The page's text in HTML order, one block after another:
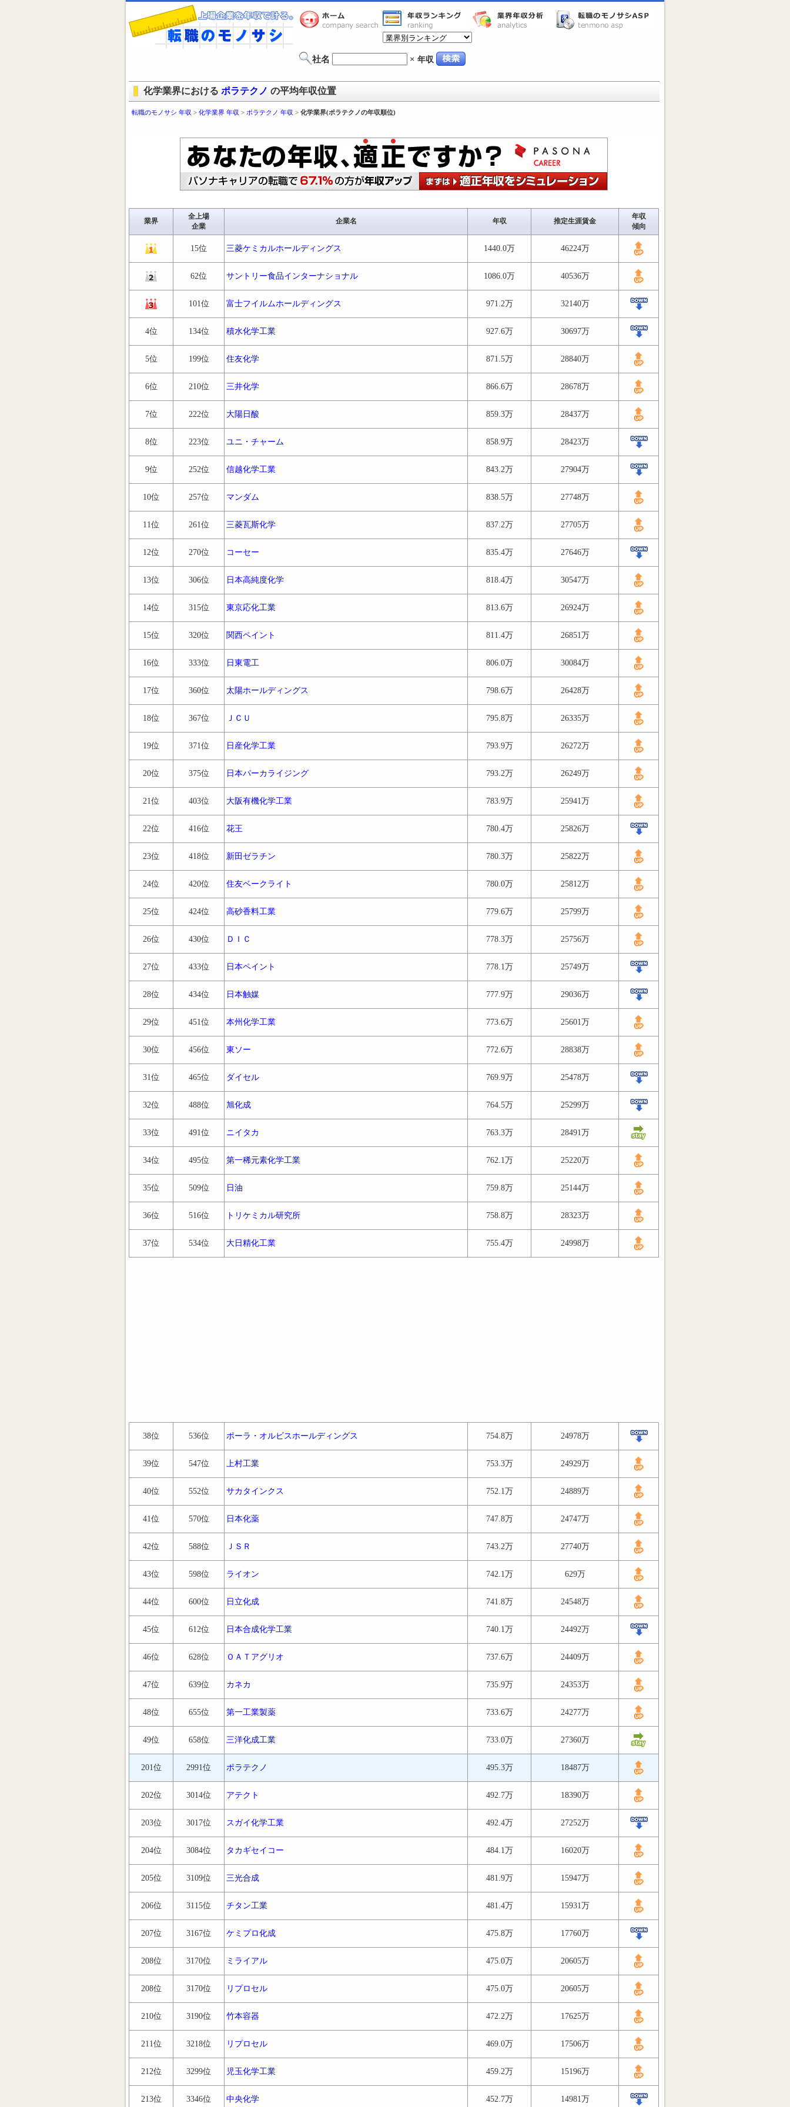
社名 × 年収
化学業界における ポラテクノ の平均年収位置
転職のモノサシ 年収 > 化学業界 年収 > ポラテクノ 年収 > 化学業界(ポラテクノの年収順位)
業界
全上場
企業
企業名 年収 推定生涯賃金
年収
傾向
15位 三菱ケミカルホールディングス 1440.0万 46224万
62位 サントリー食品インターナショナル 1086.0万 40536万
101位 富士フイルムホールディングス 971.2万 32140万
4位 134位 積水化学工業 927.6万 30697万
5位 199位 住友化学 871.5万 28840万
6位 210位 三井化学 866.6万 28678万
7位 222位 大陽日酸 859.3万 28437万
8位 223位 ユニ・チャーム 858.9万 28423万
9位 252位 信越化学工業 843.2万 27904万
10位 257位 マンダム 838.5万 27748万
11位 261位 三菱瓦斯化学 837.2万 27705万
12位 270位 コーセー 835.4万 27646万
13位 306位 日本高純度化学 818.4万 30547万
14位 315位 東京応化工業 813.6万 26924万
15位 320位 関西ペイント 811.4万 26851万
16位 333位 日東電工 806.0万 30084万
17位 360位 太陽ホールディングス 798.6万 26428万
18位 367位 ＪＣＵ 795.8万 26335万
19位 371位 日産化学工業 793.9万 26272万
20位 375位 日本パーカライジング 793.2万 26249万
21位 403位 大阪有機化学工業 783.9万 25941万
22位 416位 花王 780.4万 25826万
23位 418位 新田ゼラチン 780.3万 25822万
24位 420位 住友ベークライト 780.0万 25812万
25位 424位 高砂香料工業 779.6万 25799万
26位 430位 ＤＩＣ 778.3万 25756万
27位 433位 日本ペイント 778.1万 25749万
28位 434位 日本触媒 777.9万 29036万
29位 451位 本州化学工業 773.6万 25601万
30位 456位 東ソー 772.6万 28838万
31位 465位 ダイセル 769.9万 25478万
32位 488位 旭化成 764.5万 25299万
33位 491位 ニイタカ 763.3万 28491万
34位 495位 第一稀元素化学工業 762.1万 25220万
35位 509位 日油 759.8万 25144万
36位 516位 トリケミカル研究所 758.8万 28323万
37位 534位 大日精化工業 755.4万 24998万
38位 536位 ポーラ・オルビスホールディングス 754.8万 24978万
39位 547位 上村工業 753.3万 24929万
40位 552位 サカタインクス 752.1万 24889万
41位 570位 日本化薬 747.8万 24747万
42位 588位 ＪＳＲ 743.2万 27740万
43位 598位 ライオン 742.1万 629万
44位 600位 日立化成 741.8万 24548万
45位 612位 日本合成化学工業 740.1万 24492万
46位 628位 ＯＡＴアグリオ 737.6万 24409万
47位 639位 カネカ 735.9万 24353万
48位 655位 第一工業製薬 733.6万 24277万
49位 658位 三洋化成工業 733.0万 27360万
201位 2991位 ポラテクノ 495.3万 18487万
202位 3014位 アテクト 492.7万 18390万
203位 3017位 スガイ化学工業 492.4万 27252万
204位 3084位 タカギセイコー 484.1万 16020万
205位 3109位 三光合成 481.9万 15947万
206位 3115位 チタン工業 481.4万 15931万
207位 3167位 ケミプロ化成 475.8万 17760万
208位 3170位 ミライアル 475.0万 20605万
208位 3170位 リプロセル 475.0万 20605万
210位 3190位 竹本容器 472.2万 17625万
211位 3218位 リプロセル 469.0万 17506万
212位 3299位 児玉化学工業 459.2万 15196万
213位 3346位 中央化学 452.7万 14981万